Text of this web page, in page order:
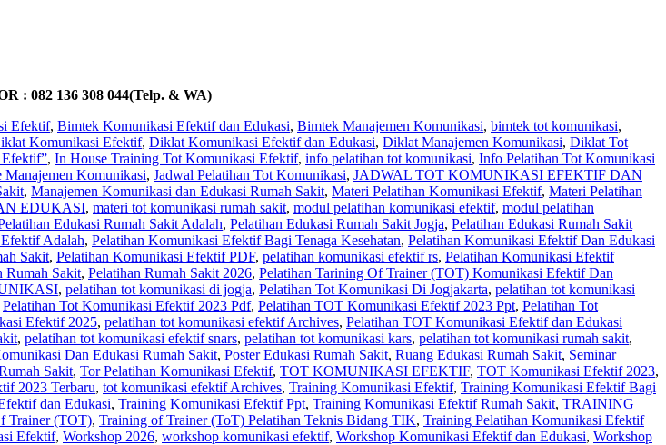
082 136 308 044(Telp. & WA)
Efektif, Bimtek Komunikasi Efektif dan Edukasi, Bimtek Manajemen Komunikasi, bimtek tot komunikasi,
Komunikasi Efektif, Diklat Komunikasi Efektif dan Edukasi, Diklat Manajemen Komunikasi, Diklat Tot
, In House Training Tot Komunikasi Efektif, info pelatihan tot komunikasi, Info Pelatihan Tot Komunikasi
Manajemen Komunikasi, Jadwal Pelatihan Tot Komunikasi, JADWAL TOT KOMUNIKASI EFEKTIF DAN
, Manajemen Komunikasi dan Edukasi Rumah Sakit, Materi Pelatihan Komunikasi Efektif, Materi Pelatihan
EDUKASI, materi tot komunikasi rumah sakit, modul pelatihan komunikasi efektif, modul pelatihan
Edukasi Rumah Sakit Adalah, Pelatihan Edukasi Rumah Sakit Jogja, Pelatihan Edukasi Rumah Sakit
Adalah, Pelatihan Komunikasi Efektif Bagi Tenaga Kesehatan, Pelatihan Komunikasi Efektif Dan Edukasi
Sakit, Pelatihan Komunikasi Efektif PDF, pelatihan komunikasi efektif rs, Pelatihan Komunikasi Efektif
Rumah Sakit‎, Pelatihan Rumah Sakit 2026, Pelatihan Tarining Of Trainer (TOT) Komunikasi Efektif Dan
, pelatihan tot komunikasi di jogja, Pelatihan Tot Komunikasi Di Jogjakarta, pelatihan tot komunikasi
Pelatihan Tot Komunikasi Efektif 2023 Pdf, Pelatihan TOT Komunikasi Efektif 2023 Ppt, Pelatihan Tot
Efektif 2025, pelatihan tot komunikasi efektif Archives, Pelatihan TOT Komunikasi Efektif dan Edukasi
, pelatihan tot komunikasi efektif snars, pelatihan tot komunikasi kars, pelatihan tot komunikasi rumah sakit,
Dan Edukasi Rumah Sakit, Poster Edukasi Rumah Sakit, Ruang Edukasi Rumah Sakit, Seminar
Sakit, Tor Pelatihan Komunikasi Efektif, TOT KOMUNIKASI EFEKTIF, TOT Komunikasi Efektif 2023,
2023 Terbaru, tot komunikasi efektif Archives, Training Komunikasi Efektif, Training Komunikasi Efektif Bagi
dan Edukasi, Training Komunikasi Efektif Ppt, Training Komunikasi Efektif Rumah Sakit, TRAINING
Trainer (TOT), Training of Trainer (ToT) Pelatihan Teknis Bidang TIK, Training Pelatihan Komunikasi Efektif
Efektif, Workshop 2026, workshop komunikasi efektif, Workshop Komunikasi Efektif dan Edukasi, Workshop